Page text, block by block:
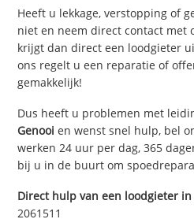
Heeft u lekkage, verstopping of
niet en neem direct contact met
krijgt dan direct een loodgieter
ons regelt u een reparatie of
gemakkelijk!
Dus heeft u problemen met
Genooi en wenst snel hulp, bel
werken 24 uur per dag, 365
bij u in de buurt om
Direct hulp van een loodgieter in
2061511